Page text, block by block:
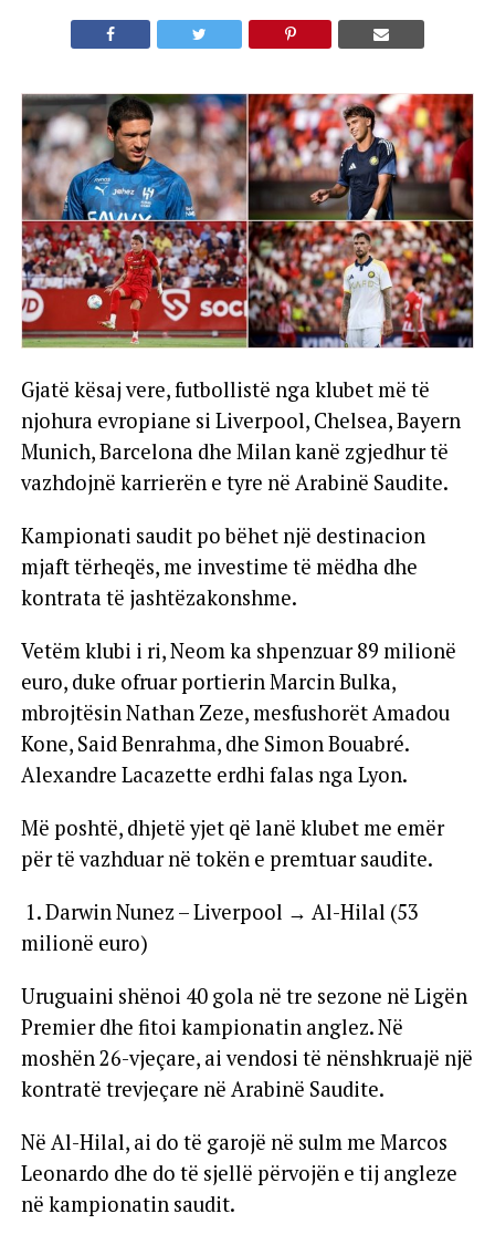
Gjatë kësaj vere, futbollistë nga klubet më të
njohura evropiane si Liverpool, Chelsea, Bayern
Munich, Barcelona dhe Milan kanë zgjedhur të
vazhdojnë karrierën e tyre në Arabinë Saudite.
Kampionati saudit po bëhet një destinacion
mjaft tërheqës, me investime të mëdha dhe
kontrata të jashtëzakonshme.
Vetëm klubi i ri, Neom ka shpenzuar 89 milionë
euro, duke ofruar portierin Marcin Bulka,
mbrojtësin Nathan Zeze, mesfushorët Amadou
Kone, Said Benrahma, dhe Simon Bouabré.
Alexandre Lacazette erdhi falas nga Lyon.
Më poshtë, dhjetë yjet që lanë klubet me emër
për të vazhduar në tokën e premtuar saudite.
1. Darwin Nunez – Liverpool → Al-Hilal (53
milionë euro)
Uruguaini shënoi 40 gola në tre sezone në Ligën
Premier dhe fitoi kampionatin anglez. Në
moshën 26-vjeçare, ai vendosi të nënshkruajë një
kontratë trevjeçare në Arabinë Saudite.
Në Al-Hilal, ai do të garojë në sulm me Marcos
Leonardo dhe do të sjellë përvojën e tij angleze
në kampionatin saudit.